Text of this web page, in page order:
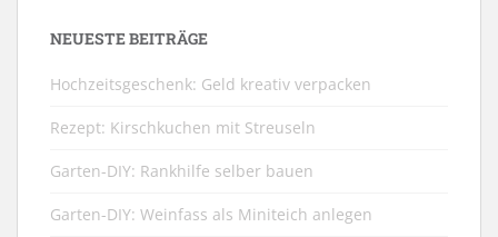
NEUESTE BEITRÄGE
Hochzeitsgeschenk: Geld kreativ verpacken
Rezept: Kirschkuchen mit Streuseln
Garten-DIY: Rankhilfe selber bauen
Garten-DIY: Weinfass als Miniteich anlegen